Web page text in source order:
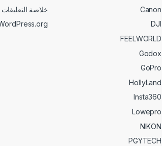
Canon
DJI
FEELWORLD
Godox
GoPro
HollyLand
Insta360
Lowepro
NIKON
PGYTECH
خلاصة التعليقات